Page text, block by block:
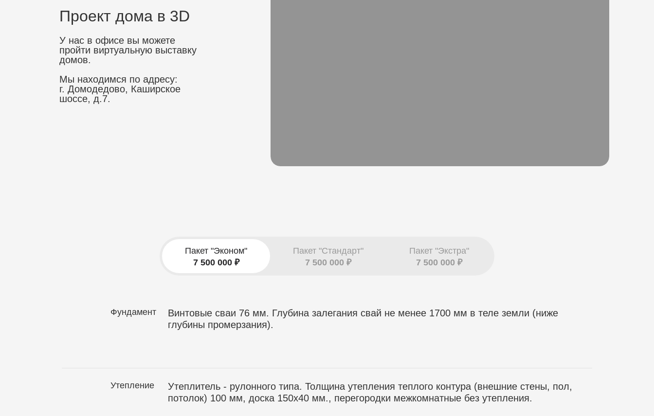
Проект дома в 3D
У нас в офисе вы можете
пройти виртуальную выставку
домов.
Мы находимся по адресу:
г. Домодедово, Каширское
шоссе, д.7.
Пакет "Эконом"
7 500 000 ₽
Пакет "Стандарт"
7 500 000 ₽
Пакет "Экстра"
7 500 000 ₽
Фундамент
Винтовые сваи 76 мм. Глубина залегания свай не менее 1700 мм в теле земли (ниже
глубины промерзания).
Утепление
Утеплитель - рулонного типа. Толщина утепления теплого контура (внешние стены, пол,
потолок) 100 мм, доска 150х40 мм., перегородки межкомнатные без утепления.